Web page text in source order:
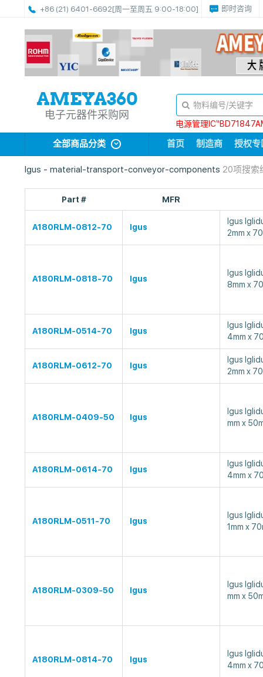
+86 (21) 6401-6692[周一至周五 9:00-18:00] 即时咨询
电子元器件采购网
电源管理
全部商品分类 首页 制造商 授权专
Igus - material-transport-conveyor-components 20项搜索
Part # MFR
A180RLM-0812-70 Igus
Igus
2mm x
A180RLM-0818-70 Igus
Igus
8mm x
A180RLM-0514-70 Igus
Igus
4mm x
A180RLM-0612-70 Igus
Igus
2mm x
A180RLM-0409-50 Igus
Igus
mm x
A180RLM-0614-70 Igus
Igus
4mm x
A180RLM-0511-70 Igus
Igus
1mm x
A180RLM-0309-50 Igus
Igus
mm x
A180RLM-0814-70 Igus
Igus
4mm x